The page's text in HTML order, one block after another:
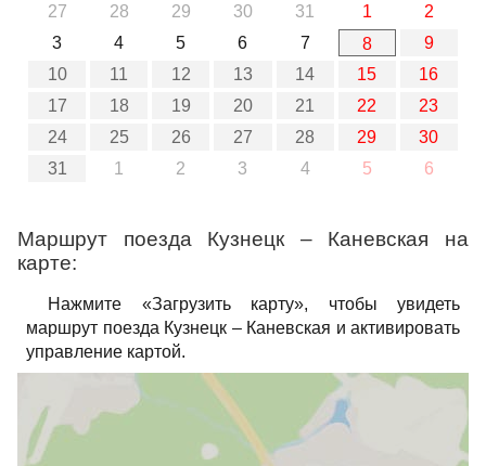
27
28 29 30 31 1
2
3
4 5 6 7 8
9
10
11 12 13 14 15
16
17
18 19 20 21 22
23
24
25 26 27 28 29
30
31
1 2 3 4 5 6
Маршрут поезда Кузнецк – Каневская на
карте:
Нажмите «Загрузить карту», чтобы увидеть
маршрут поезда Кузнецк – Каневская и активировать
управление картой.